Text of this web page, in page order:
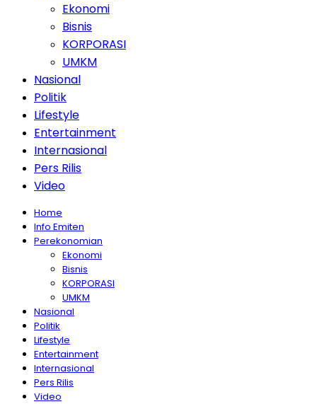
Ekonomi
Bisnis
KORPORASI
UMKM
Nasional
Politik
Lifestyle
Entertainment
Internasional
Pers Rilis
Video
Home
Info Emiten
Perekonomian
Ekonomi
Bisnis
KORPORASI
UMKM
Nasional
Politik
Lifestyle
Entertainment
Internasional
Pers Rilis
Video